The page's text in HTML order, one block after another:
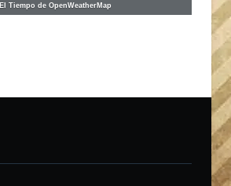
El Tiempo de OpenWeatherMap